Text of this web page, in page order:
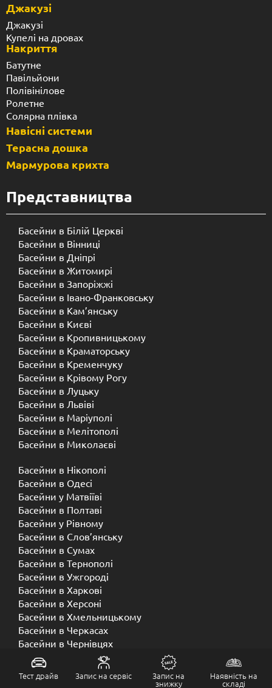
Джакузі
Джакузі
Купелі на дровах
Накриття
Батутне
Павільйони
Полівінілове
Ролетне
Солярна плівка
Навісні системи
Терасна дошка
Мармурова крихта
Представництва
Басейни в Білій Церкві
Басейни в Вінниці
Басейни в Дніпрі
Басейни в Житомирі
Басейни в Запоріжжі
Басейни в Івано-Франковську
Басейни в Кам’янську
Басейни в Києві
Басейни в Кропивницькому
Басейни в Краматорську
Басейни в Кременчуку
Басейни в Крівому Рогу
Басейни в Луцьку
Басейни в Львіві
Басейни в Маріуполі
Басейни в Мелітополі
Басейни в Миколаєві
Басейни в Нікополі
Басейни в Одесі
Басейни у Матвіїві
Басейни в Полтаві
Басейни у ​​Рівному
Басейни в Слов’янську
Басейни в Сумах
Басейни в Тернополі
Басейни в Ужгороді
Басейни в Харкові
Басейни в Херсоні
Басейни в Хмельницькому
Басейни в Черкасах
Басейни в Чернівцях
Басейни в Чернігові
Тест драйв Запис на сервіс Запис на
знижку
Наявність на
складі